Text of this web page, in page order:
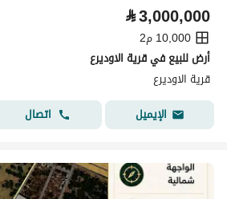
⃁3,000,000
10,000 م2
أرض للبيع في قرية الاوديرع
قرية الاوديرع
الإيميل
اتصال